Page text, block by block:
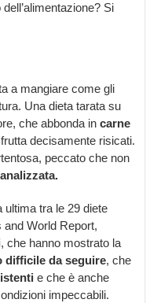
Si
a mangiare come gli
Una dieta tarata su
che abbonda incarne
decisamente risicati.
peccato che non
ultima tra le 29 diete
and World Report,
, che hanno mostrato la
difficile da seguire, che
e che è anche
impeccabili.